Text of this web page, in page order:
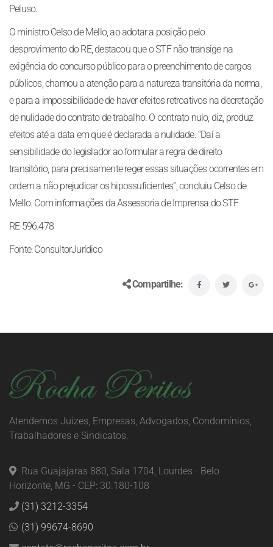
Peluso.
O ministro Celso de Mello, ao adotar a posição pelo
desprovimento do RE, destacou que o STF não transige na
exigência do concurso público para o preenchimento de cargos
públicos, chamou a atenção para a natureza transitória da norma,
e para a impossibilidade de haver efeitos retroativos na decretação
de nulidade do contrato de trabalho. O contrato nulo, diz, produz
efeitos até a data em que é declarada a nulidade. “Daí a
sensibilidade do legislador ao formular a regra de direito
transitório, para precisamente reger essas situações ocorrentes em
ordem a não prejudicar os hipossuficientes”, concluiu Celso de
Mello. Com informações da Assessoria de Imprensa do STF.
RE 596.478
Fonte: ConsultorJurídico
Compartilhe:
Atendemos Juízes, Empresas, Advogados, Condomínios,
Trabalhadores e Sindicatos.
Rua Guajajaras 880, Sala 1704, Lourdes - Belo
Horizonte, MG - CEP: 30.180-108
(31) 3212-3354
(31) 99674-8690